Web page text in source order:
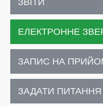
ЕЛЕКТРОННЕ
ЗАПИС НА
ЗАДАТИ ПИТАННЯ